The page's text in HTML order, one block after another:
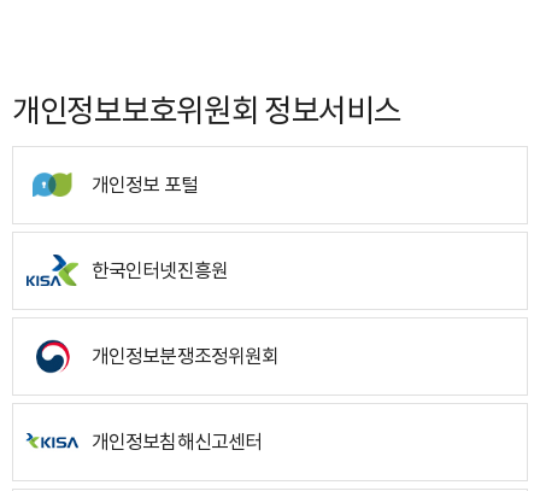
개인정보보호위원회 정보서비스
개인정보 포털
한국인터넷진흥원
개인정보분쟁조정위원회
개인정보침해신고센터